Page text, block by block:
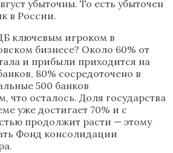
убыточны. То есть убыточен
в России.
ключевым игроком в
бизнесе? Около 60% от
и прибыли приходится на
80% сосредоточено в
500 банков
что осталось. Доля государства
уже достигает 70% и с
продолжит расти — этому
Фонд консолидации